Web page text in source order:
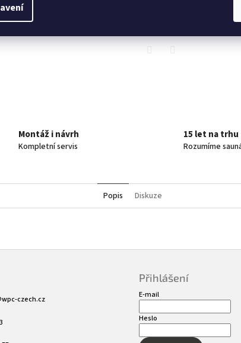
Montáž i návrh
Kompletní servis
15 let na trhu
Rozumíme
Popis Diskuze
wpc-czech.cz
Přihlášení
E-mail
Heslo